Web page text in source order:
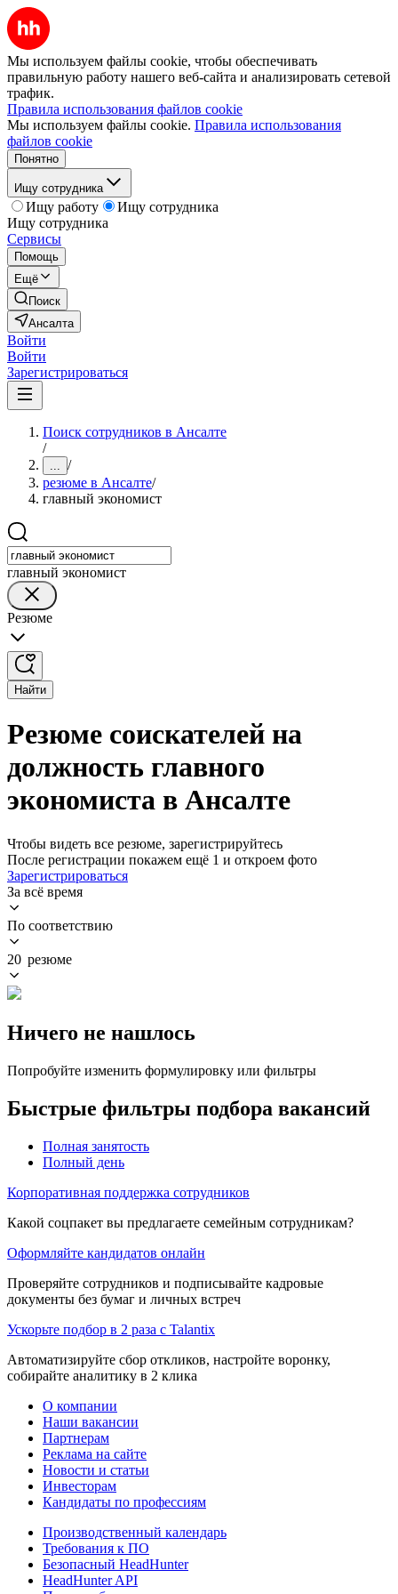
Мы используем файлы cookie, чтобы обеспечивать
правильную работу нашего веб-сайта и анализировать сетевой
трафик.
Правила использования файлов cookie
Мы используем файлы cookie. Правила использования
файлов cookie
Понятно
Ищу сотрудника
Ищу работу
Ищу сотрудника
Ищу сотрудника
Сервисы
Помощь
Ещё
Поиск
Ансалта
Войти
Войти
Зарегистрироваться
Поиск сотрудников в Ансалте
/
... /
резюме в Ансалте/
главный экономист
главный экономист
Резюме
Найти
Резюме соискателей на
должность главного
экономиста в Ансалте
Чтобы видеть все резюме, зарегистрируйтесь
После регистрации покажем ещё 1 и откроем фото
Зарегистрироваться
За всё время
По соответствию
20 резюме
Ничего не нашлось
Попробуйте изменить формулировку или фильтры
Быстрые фильтры подбора вакансий
Полная занятость
Полный день
Корпоративная поддержка сотрудников
Какой соцпакет вы предлагаете семейным сотрудникам?
Оформляйте кандидатов онлайн
Проверяйте сотрудников и подписывайте кадровые
документы без бумаг и личных встреч
Ускорьте подбор в 2 раза с Talantix
Автоматизируйте сбор откликов, настройте воронку,
собирайте аналитику в 2 клика
О компании
Наши вакансии
Партнерам
Реклама на сайте
Новости и статьи
Инвесторам
Кандидаты по профессиям
Производственный календарь
Требования к ПО
Безопасный HeadHunter
HeadHunter API